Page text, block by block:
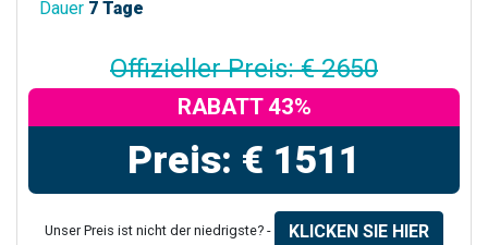
Dauer 7 Tage
Offizieller Preis: € 2650
RABATT 43%
Preis: € 1511
Unser Preis ist nicht der niedrigste? - KLICKEN SIE HIER